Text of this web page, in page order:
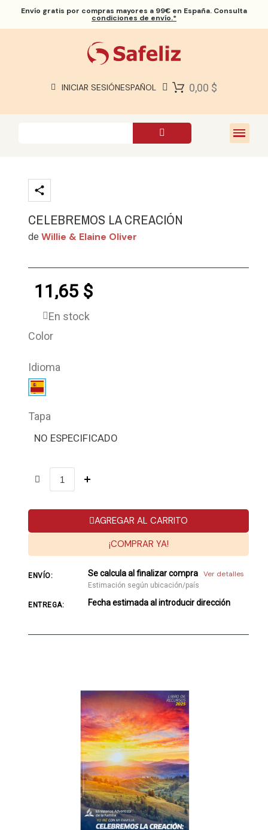
Envío gratis por compras mayores a 99€ en España. Consulta
condiciones de envío.*
INICIAR SESIÓNESPAÑOL 0,00 $
CELEBREMOS LA CREACIÓN
deWillie & Elaine Oliver
11,65 $
En stock
Color
Idioma
Tapa
NO ESPECIFICADO
AGREGAR AL CARRITO
¡COMPRAR YA!
ENVÍO: Se calcula al finalizar compra Ver detalles
Estimación según ubicación/país
ENTREGA: Fecha estimada al introducir dirección